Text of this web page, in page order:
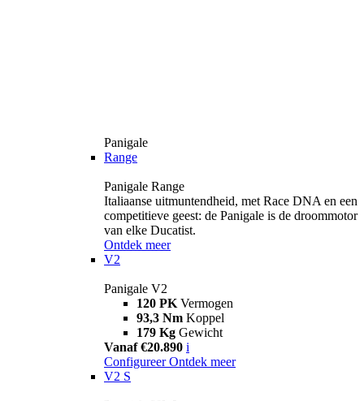
Panigale
Range
Panigale Range
Italiaanse uitmuntendheid, met Race DNA en een
competitieve geest: de Panigale is de droommotor
van elke Ducatist.
Ontdek meer
V2
Panigale V2
120 PK Vermogen
93,3 Nm Koppel
179 Kg Gewicht
Vanaf €20.890 i
Configureer Ontdek meer
V2 S